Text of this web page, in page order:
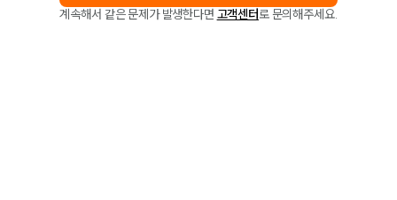
계속해서 같은 문제가 발생한다면 고객센터로 문의해주세요.